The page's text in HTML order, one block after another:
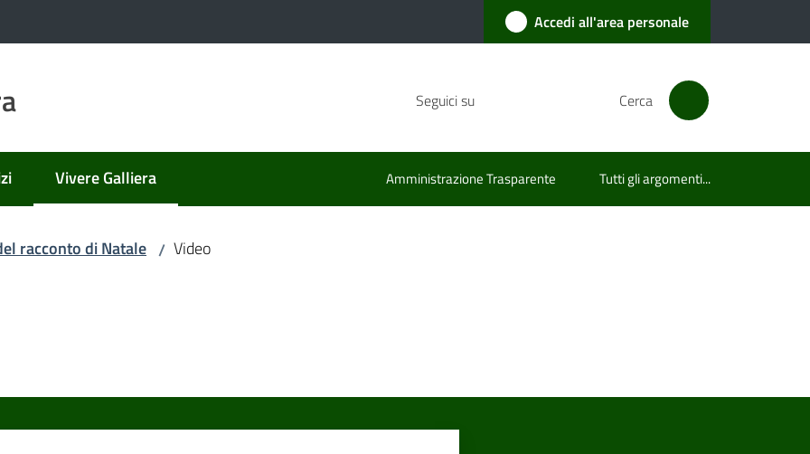
Accedi all'area personale
Seguici su Cerca
Vivere Galliera
Menu selezionato Amministrazione Trasparente Tutti gli argomenti...
racconto di Natale / Video